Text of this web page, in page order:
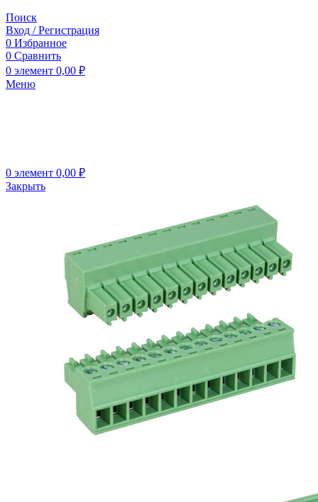
Поиск
Вход / Регистрация
0 Избранное
0 Сравнить
0 элемент 0,00 ₽
Меню
0 элемент 0,00 ₽
Закрыть